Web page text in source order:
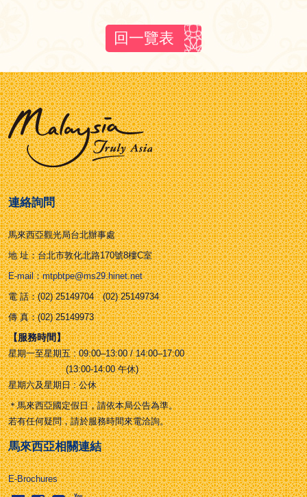
回一覽表
連絡詢問
馬來西亞觀光局台北辦事處
地 址：台北市敦化北路170號8樓C室
E-mail：mtpbtpe@ms29.hinet.net
電 話：(02) 25149704 (02) 25149734
傳 真：(02) 25149973
【服務時間】
星期一至星期五 : 09:00–13:00 / 14:00–17:00
(13:00-14:00 午休)
星期六及星期日 : 公休
＊馬來西亞國定假日，請依本局公告為準。
若有任何疑問，請於服務時間來電洽詢。
馬來西亞相關連結
E-Brochures